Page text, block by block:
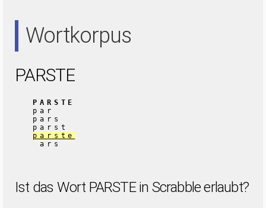
Wortkorpus
PARSTE
PARSTE
par
pars
parst
parste
ars
Ist das Wort PARSTE in Scrabble erlaubt?